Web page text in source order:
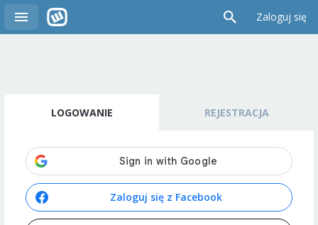
Zaloguj się
LOGOWANIE REJESTRACJA
Zaloguj się z Facebook